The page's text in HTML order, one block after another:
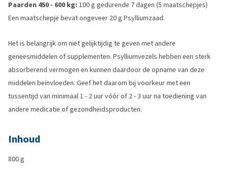
Paarden 450 - 600 kg: 100 g gedurende 7 dagen (5 maatschepjes)
Een maatschepje bevat ongeveer 20 g Psylliumzaad.
Het is belangrijk om niet gelijktijdig te geven met andere
geneesmiddelen of supplementen. Psylliumvezels hebben een sterk
absorberend vermogen en kunnen daardoor de opname van deze
middelen beïnvloeden. Geef het daarom bij voorkeur met een
tussentijd van minimaal 1 - 2 uur vóór of 2 - 3 uur na toediening van
andere medicatie of gezondheidsproducten.
Inhoud
800 g